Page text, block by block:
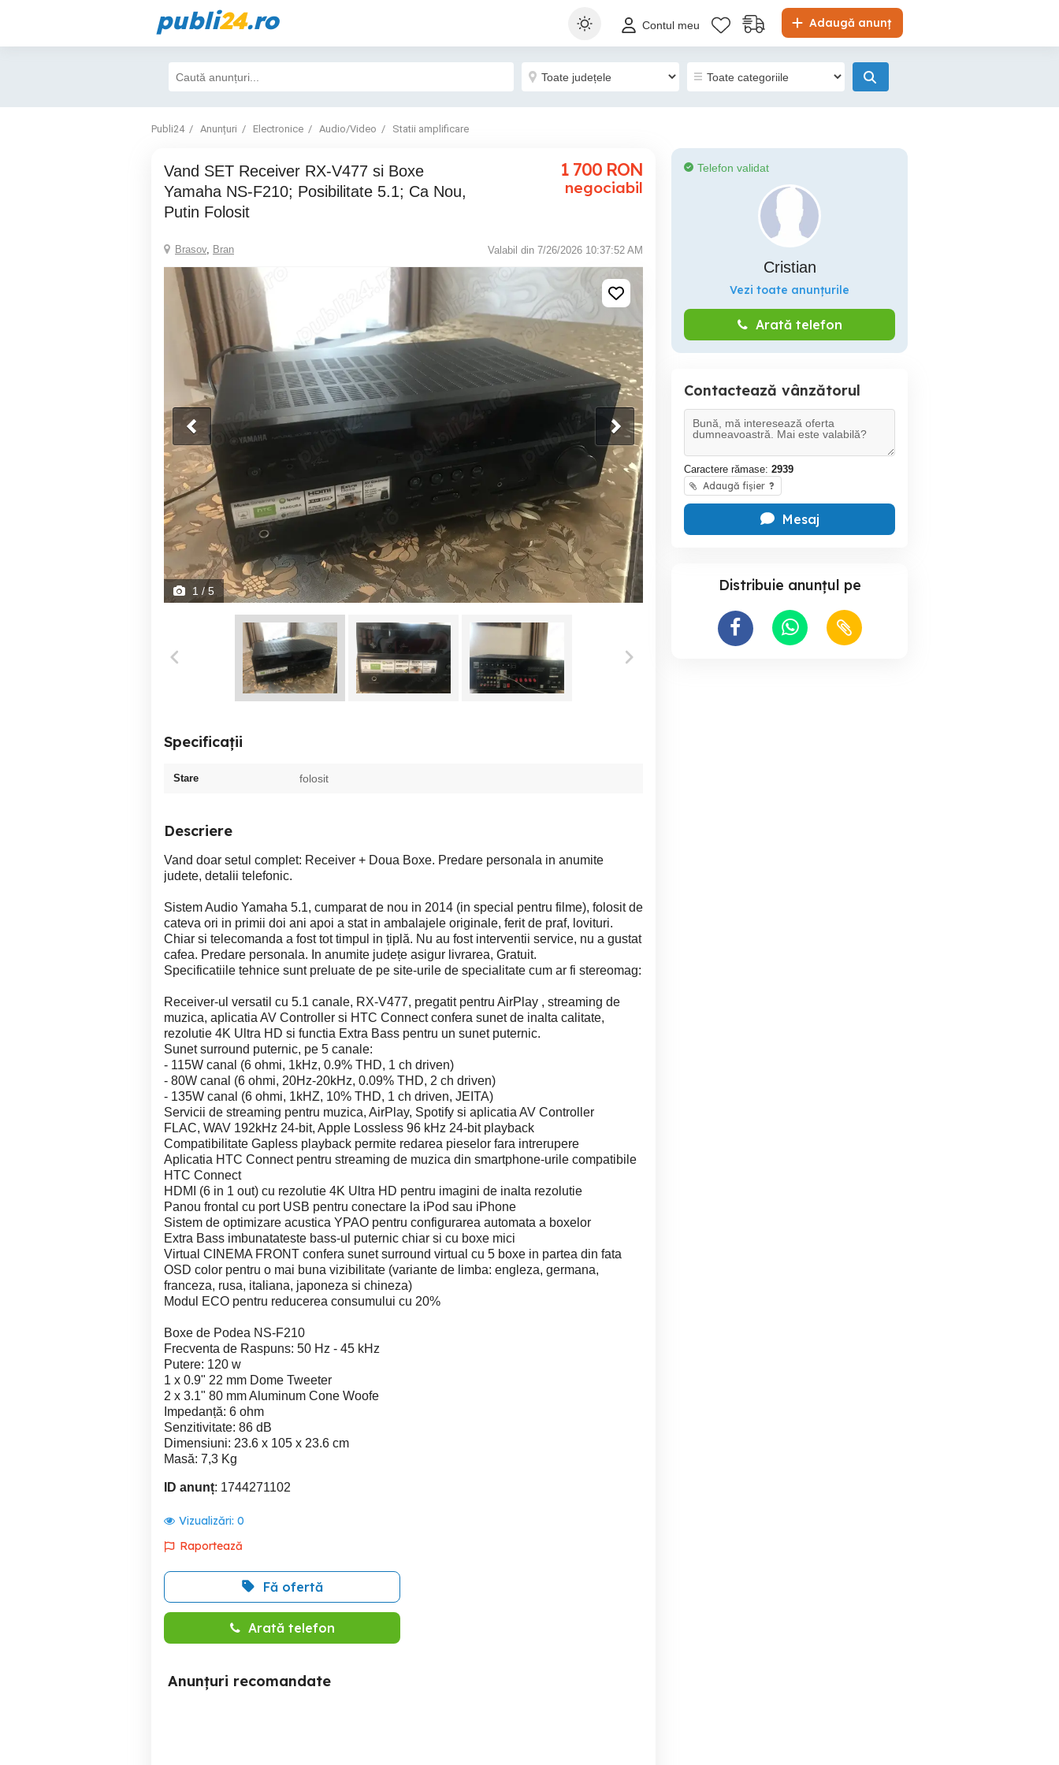
publi24.ro Adaugă anunț
Contul meu
Publi24 Anunțuri Electronice Audio/Video Statii amplificare
Vand SET Receiver RX-V477 si Boxe
Yamaha NS-F210; Posibilitate 5.1; Ca Nou,
Putin Folosit
1 700 RON
negociabil
Brasov, Bran Valabil din 7/26/2026 10:37:52 AM
1 / 5
Specificații
Stare folosit
Descriere
Vand doar setul complet: Receiver + Doua Boxe. Predare personala in anumite
judete, detalii telefonic.
Sistem Audio Yamaha 5.1, cumparat de nou in 2014 (in special pentru filme), folosit de
cateva ori in primii doi ani apoi a stat in ambalajele originale, ferit de praf, lovituri.
Chiar si telecomanda a fost tot timpul in țiplă. Nu au fost interventii service, nu a gustat
cafea. Predare personala. In anumite județe asigur livrarea, Gratuit.
Specificatiile tehnice sunt preluate de pe site-urile de specialitate cum ar fi stereomag:
Receiver-ul versatil cu 5.1 canale, RX-V477, pregatit pentru AirPlay , streaming de
muzica, aplicatia AV Controller si HTC Connect confera sunet de inalta calitate,
rezolutie 4K Ultra HD si functia Extra Bass pentru un sunet puternic.
Sunet surround puternic, pe 5 canale:
- 115W canal (6 ohmi, 1kHz, 0.9% THD, 1 ch driven)
- 80W canal (6 ohmi, 20Hz-20kHz, 0.09% THD, 2 ch driven)
- 135W canal (6 ohmi, 1kHZ, 10% THD, 1 ch driven, JEITA)
Servicii de streaming pentru muzica, AirPlay, Spotify si aplicatia AV Controller
FLAC, WAV 192kHz 24-bit, Apple Lossless 96 kHz 24-bit playback
Compatibilitate Gapless playback permite redarea pieselor fara intrerupere
Aplicatia HTC Connect pentru streaming de muzica din smartphone-urile compatibile
HTC Connect
HDMI (6 in 1 out) cu rezolutie 4K Ultra HD pentru imagini de inalta rezolutie
Panou frontal cu port USB pentru conectare la iPod sau iPhone
Sistem de optimizare acustica YPAO pentru configurarea automata a boxelor
Extra Bass imbunatateste bass-ul puternic chiar si cu boxe mici
Virtual CINEMA FRONT confera sunet surround virtual cu 5 boxe in partea din fata
OSD color pentru o mai buna vizibilitate (variante de limba: engleza, germana,
franceza, rusa, italiana, japoneza si chineza)
Modul ECO pentru reducerea consumului cu 20%
Boxe de Podea NS-F210
Frecventa de Raspuns: 50 Hz - 45 kHz
Putere: 120 w
1 x 0.9" 22 mm Dome Tweeter
2 x 3.1" 80 mm Aluminum Cone Woofe
Impedanță: 6 ohm
Senzitivitate: 86 dB
Dimensiuni: 23.6 x 105 x 23.6 cm
Masă: 7,3 Kg
ID anunț: 1744271102
Vizualizări: 0
Raportează
Fă ofertă
Arată telefon
Anunțuri recomandate
Telefon validat
Cristian
Vezi toate anunțurile
Arată telefon
Contactează vânzătorul
Caractere rămase: 2939
Adaugă fișier ?
Mesaj
Distribuie anunțul pe